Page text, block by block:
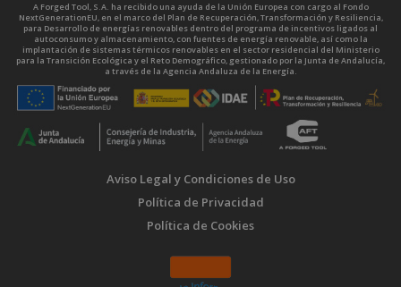
A Forged Tool, S.A. ha recibido una ayuda de la Unión Europea con cargo al Fondo
NextGenerationEU, en el marco del Plan de Recuperación, Transformación y Resiliencia,
para Desarrollo de energías renovables dentro del programa de incentivos ligados al
autoconsumo y almacenamiento, con fuentes de energía renovable, así como la
implantación de sistemas térmicos renovables en el sector residencial del Ministerio
para la Transición Ecológica y el Reto Demográfico, gestionado por la Junta de Andalucía,
a través de la Agencia Andaluza de la Energía.
Aviso Legal y Condiciones de Uso
Política de Privacidad
Política de Cookies